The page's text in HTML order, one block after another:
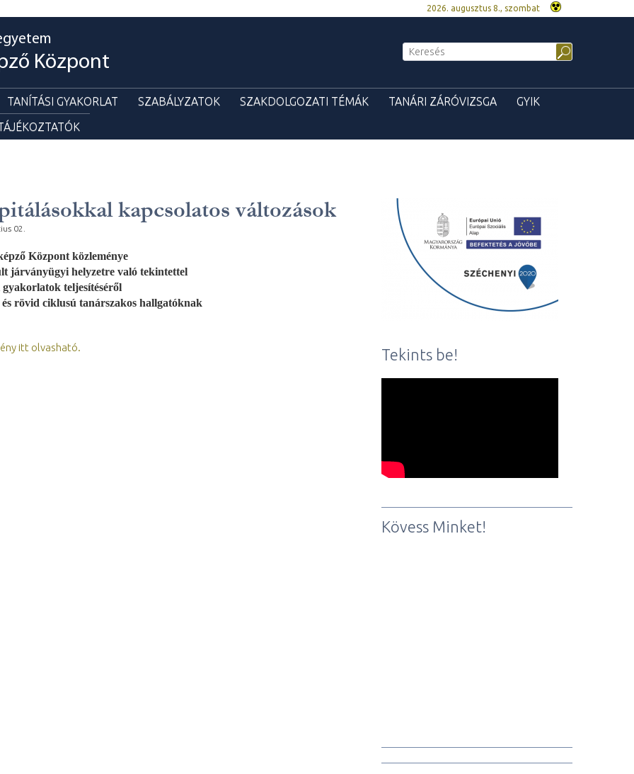
2026. augusztus 8., szombat
Központ
TANÍTÁSI GYAKORLAT SZABÁLYZATOK SZAKDOLGOZATI TÉMÁK TANÁRI ZÁRÓVIZSGA
GYIK
kapcsolatos változások
02.
Központ közleménye
járványügyi helyzetre való tekintettel
gyakorlatok teljesítéséről
és rövid ciklusú tanárszakos hallgatóknak
itt olvasható. Tekints be!
Kövess Minket!